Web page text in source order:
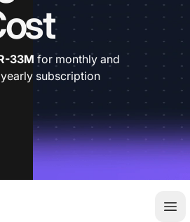
33M for monthly and
subscription